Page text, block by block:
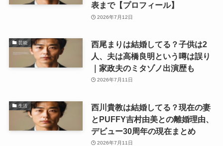
表まで【プロフィール】
2026年7月12日
芸能
西尾まりは結婚してる？子供は2
人、夫は高橋良明という噂は誤り
｜家政夫のミタゾノ出演歴も
2026年7月11日
生活
西川貴教は結婚してる？現在の妻
とPUFFY吉村由美との離婚理由、
デビュー30周年の現在まとめ
2026年7月11日